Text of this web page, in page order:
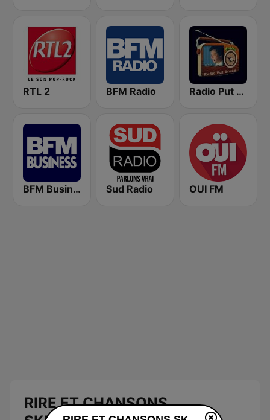
RTL 2 BFM Radio Radio Put Sreće
BFM Business 100.8 FM Sud Radio OUI FM
RIRE ET CHANSONS